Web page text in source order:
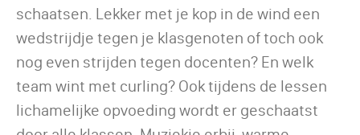
schaatsen. Lekker met je kop in de wind een
wedstrijdje tegen je klasgenoten of toch ook
nog even strijden tegen docenten? En welk
team wint met curling? Ook tijdens de lessen
lichamelijke opvoeding wordt er geschaatst